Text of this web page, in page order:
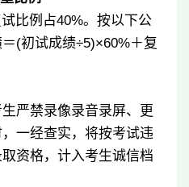
试比例占40%。按以下公
(初试成绩÷5)×60%＋复
严禁录像录音录屏、更
一经查实，将按考试违
资格，计入考生诚信档